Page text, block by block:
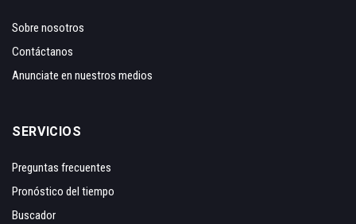
Sobre nosotros
Contáctanos
Anunciate en nuestros medios
SERVICIOS
Preguntas frecuentes
Pronóstico del tiempo
Buscador